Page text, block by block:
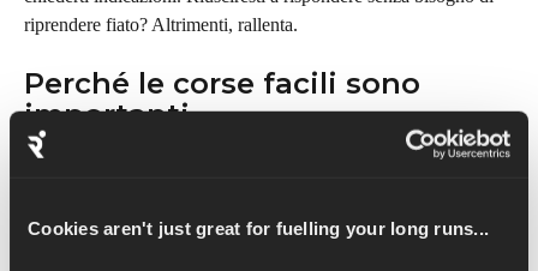
Cookies aren't just great for fuelling your long runs...
riprendere fiato? Altrimenti, rallenta.
Perché le corse facili sono
importanti
È facile pensare di saltare le corse facili o di aumentare il passo
perché sono così importanti: